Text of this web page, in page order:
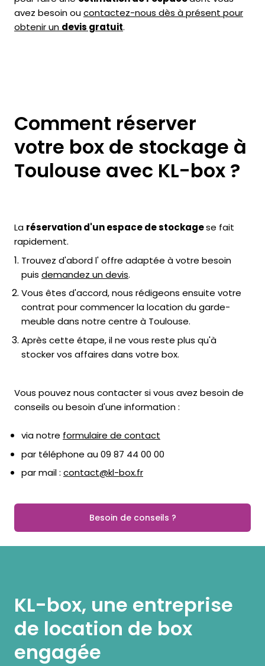
avez besoin oucontactez-nous dès à présent pour
obtenir un devis gratuit.
Comment réserver
votre box de stockage à
Toulouse avec KL-box ?
La réservation d'un espace de stockagese fait
rapidement.
Trouvez d'abord l' offre adaptée à votre besoin
puis demandez un devis.
Vous êtes d'accord, nous rédigeons ensuite votre
contrat pour commencer la location du garde-
meuble dans notre centre à Toulouse.
Après cette étape, il ne vous reste plus qu'à
stocker vos affaires dans votre box.
Vous pouvez nous contacter si vous avez besoin de
conseils ou besoin d'une information :
via notre formulaire de contact
par téléphone au 09 87 44 00 00
par mail : contact@kl-box.fr
Besoin de conseils ?
KL-box, une entreprise
de location de box
engagée